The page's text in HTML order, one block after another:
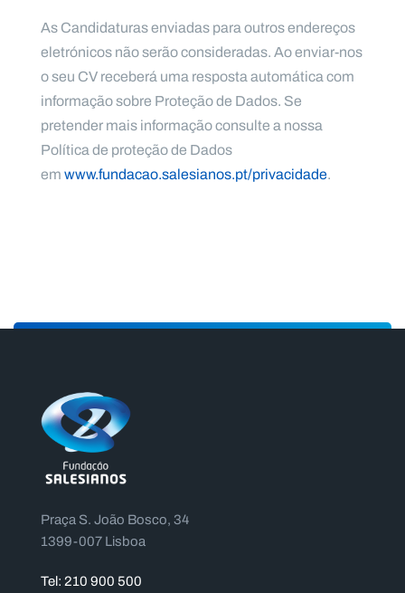
As Candidaturas enviadas para outros endereços
eletrónicos não serão consideradas. Ao enviar-nos
o seu CV receberá uma resposta automática com
informação sobre Proteção de Dados. Se
pretender mais informação consulte a nossa
Política de proteção de Dados
emwww.fundacao.salesianos.pt/privacidade.
Praça S. João Bosco, 34
1399-007 Lisboa
Tel: 210 900 500